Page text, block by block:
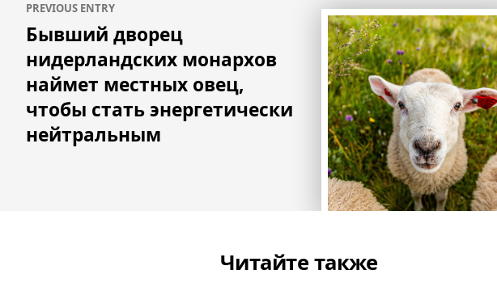
по
записям
PREVIOUS ENTRY
Бывший дворец
нидерландских монархов
наймет местных овец,
чтобы стать энергетически
нейтральным
Читайте также